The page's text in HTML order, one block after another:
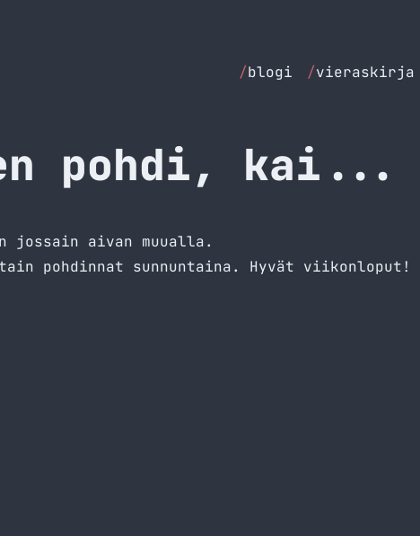
/blogi /vieraskirja
pohdi, kai...
jossain aivan muualla.
pohdinnat sunnuntaina. Hyvät viikonloput!